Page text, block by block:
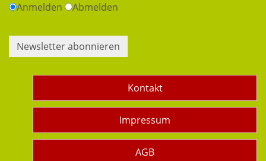
Anmelden Abmelden
Newsletter abonnieren
Kontakt
Impressum
AGB